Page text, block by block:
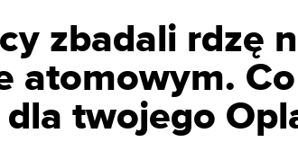
zbadali rdzę
atomowym.
twojego